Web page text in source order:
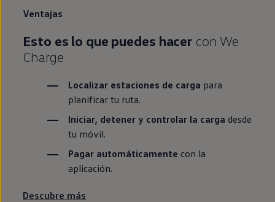
Ventajas
Esto es lo que puedes hacer con We
Charge
Localizar estaciones de carga para
planificar tu ruta.
Iniciar, detener y controlar la carga desde
tu móvil.
Pagar automáticamente con la
aplicación.
Descubre más